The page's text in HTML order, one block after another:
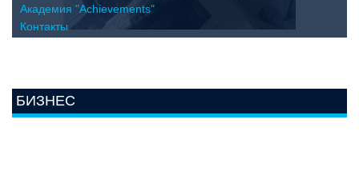
Академия "Achievements"
Контакты
БИЗНЕС